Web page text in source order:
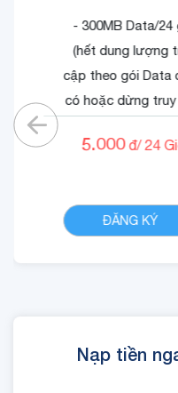
- 300MB Data/24
(hết dung lượng
cập theo gói Data
có hoặc dừng truy
- Cộng 500
5.000đ/ 24
ĐĂNG KÝ
Nạp tiền